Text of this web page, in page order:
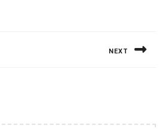
NEXT